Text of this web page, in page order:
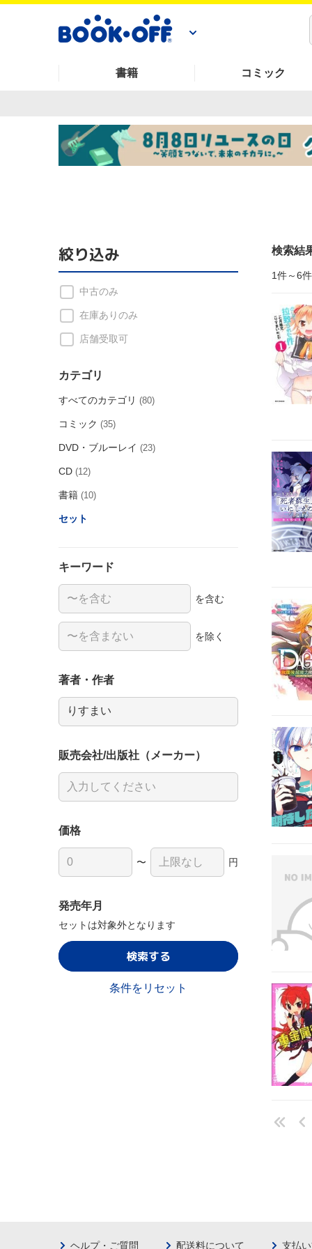
書籍 コミック
検索結
1件～6
絞り込み
中古のみ
在庫ありのみ
店舗受取可
カテゴリ
すべてのカテゴリ (80)
コミック (35)
DVD・ブルーレイ (23)
CD (12)
書籍 (10)
セット
キーワード
を含む
を除く
著者・作者
販売会社/出版社（メーカー）
価格
〜 円
発売年月
セットは対象外となります
検索する
条件をリセット
ヘルプ・ご質問 配送料について 支払